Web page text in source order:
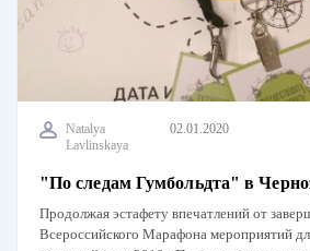
Natalya
Lavlinskaya
02.01.2020
"По следам Гумбольдта" в
Продолжая эстафету впечатлений от
Всероссийского Марафона мероприятий